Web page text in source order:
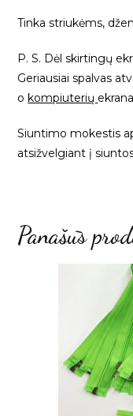
Tinka striukėms,
P. S. Dėl skirtingų
Geriausiai spalvas
okompiuterių
Siuntimo mokestis
atsižvelgiant į
Panašūs